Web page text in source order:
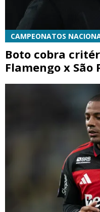
CAMPEONATOS
Boto cobra
Flamengo x São